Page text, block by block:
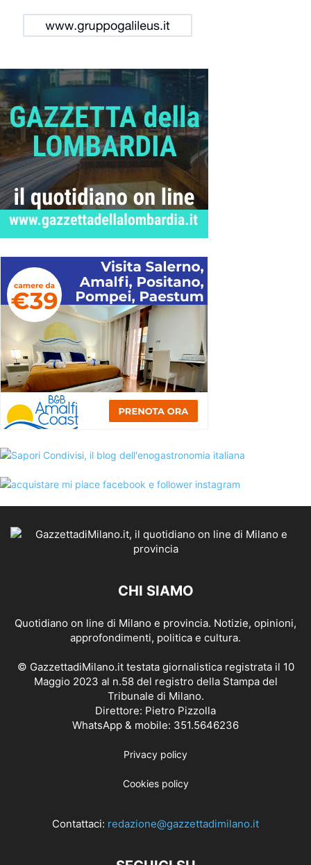
CHI SIAMO
Quotidiano on line di Milano e provincia. Notizie, opinioni,
approfondimenti, politica e cultura.
© GazzettadiMilano.it testata giornalistica registrata il 10
Maggio 2023 al n.58 del registro della Stampa del
Tribunale di Milano.
Direttore: Pietro Pizzolla
WhatsApp & mobile: 351.5646236
Privacy policy
Cookies policy
Contattaci: redazione@gazzettadimilano.it